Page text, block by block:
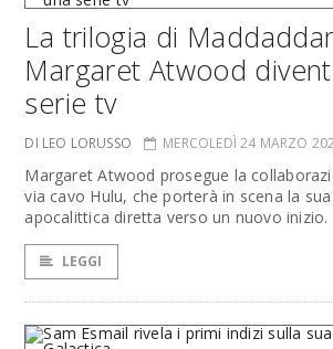
La trilogia di
Margaret Atwood
serie tv
DI LEO LORUSSO MERCOLEDÌ 24 MARZO
Margaret Atwood prosegue la
via cavo Hulu, che porterà in scena la
apocalittica diretta verso un nuovo inizio.
LEGGI